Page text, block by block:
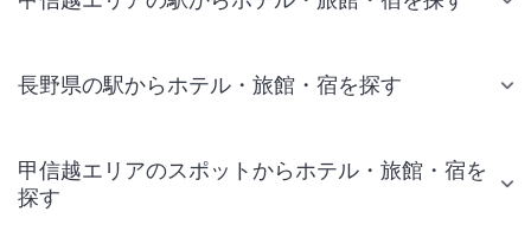
長野県の駅からホテル・旅館・宿を探す
甲信越エリアのスポットからホテル・旅館・宿を
探す